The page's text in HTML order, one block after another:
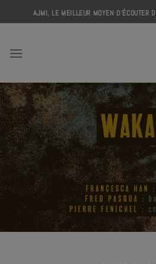
to
AJMI, LE MEILLEUR MOYEN D'ÉCOUTER